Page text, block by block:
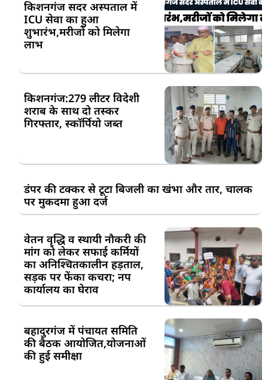
किशनगंज सदर अस्पताल में
ICU सेवा का हुआ
शुभारंभ,मरीजों को मिलेगा
लाभ
किशनगंज:279 लीटर विदेशी
शराब के साथ दो तस्कर
गिरफ्तार, स्कॉर्पियो जब्त
डंपर की टक्कर से टूटा बिजली का खंभा और तार, चालक
पर मुकदमा हुआ दर्ज
वेतन वृद्धि व स्थायी नौकरी की
मांग को लेकर सफाई कर्मियों
का अनिश्चितकालीन हड़ताल,
सड़क पर फेंका कचरा; नप
कार्यालय का घेराव
बहादुरगंज में पंचायत समिति
की बैठक आयोजित,योजनाओं
की हुई समीक्षा